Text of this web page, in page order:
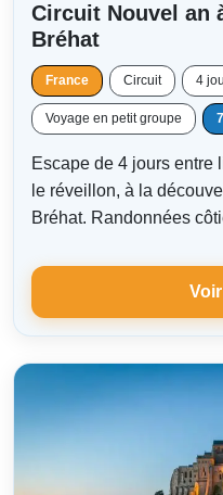
Circuit Nouvel an
Bréhat
France Circuit 4
Voyage en petit groupe
Escape de 4 jours entre
le réveillon, à la
Bréhat. Randonnées